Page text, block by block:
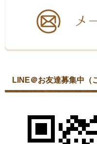
LINE＠お友達募集中（